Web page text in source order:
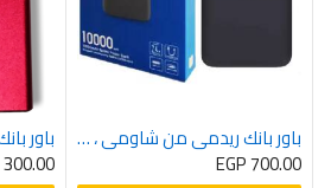
باور بانك ريدمي من شاومي ، 10000 مللي امبير , اللون اسود.
EGP700.00
300.00